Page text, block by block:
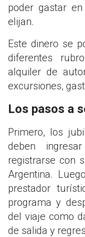
poder gastar
elijan.
Este dinero se
diferentes
alquiler de
excursiones,
Los pasos a
Primero, los
deben
registrarse con
Argentina.
prestador
programa y
del viaje como
de salida y